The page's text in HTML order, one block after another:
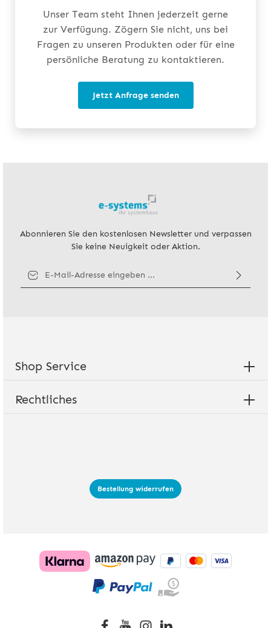
Unser Team steht Ihnen jederzeit gerne
zur Verfügung. Zögern Sie nicht, uns bei
Fragen zu unseren Produkten oder für eine
persönliche Beratung zu kontaktieren.
Jetzt Anfrage senden
Abonnieren Sie den kostenlosen Newsletter und verpassen
Sie keine Neuigkeit oder Aktion.
E-Mail-Adresse*
Shop Service
Rechtliches
Bestellung widerrufen